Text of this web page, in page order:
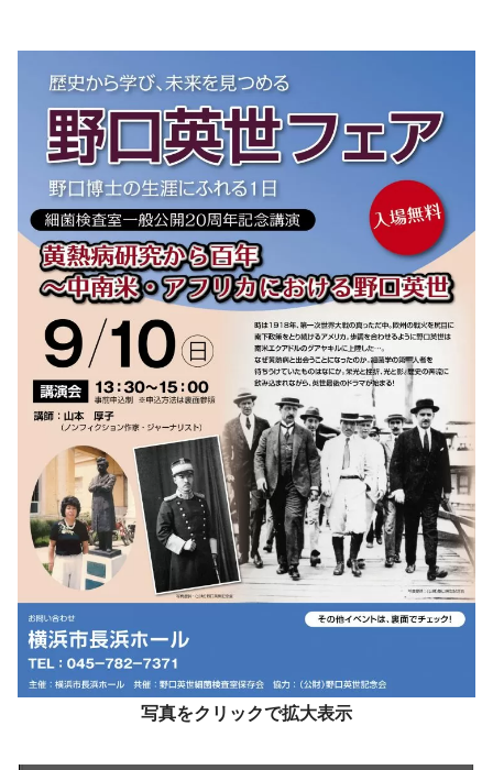
写真をクリックで拡大表示